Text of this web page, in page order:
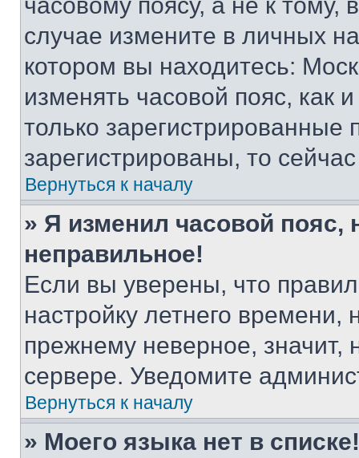
случае измените в личных
котором вы находитесь:
изменять часовой пояс, как
только
зарегистрированы, то
Вернуться к началу
» Я изменил часовой пояс,
неправильное!
Если вы уверены, что
настройку летнего
прежнему неверное, значит,
сервере. Уведомите
Вернуться к началу
» Моего языка нет в списке!